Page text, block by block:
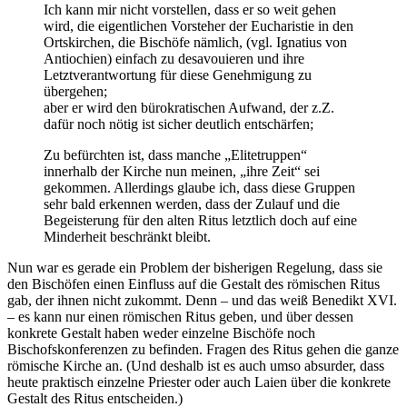
Ich kann mir nicht vorstellen, dass er so weit gehen
wird, die eigentlichen Vorsteher der Eucharistie in den
Ortskirchen, die Bischöfe nämlich, (vgl. Ignatius von
Antiochien) einfach zu desavouieren und ihre
Letztverantwortung für diese Genehmigung zu
übergehen;
aber er wird den bürokratischen Aufwand, der z.Z.
dafür noch nötig ist sicher deutlich entschärfen;
Zu befürchten ist, dass manche „Elitetruppen“
innerhalb der Kirche nun meinen, „ihre Zeit“ sei
gekommen. Allerdings glaube ich, dass diese Gruppen
sehr bald erkennen werden, dass der Zulauf und die
Begeisterung für den alten Ritus letztlich doch auf eine
Minderheit beschränkt bleibt.
Nun war es gerade ein Problem der bisherigen Regelung, dass sie
den Bischöfen einen Einfluss auf die Gestalt des römischen Ritus
gab, der ihnen nicht zukommt. Denn – und das weiß Benedikt XVI.
– es kann nur einen römischen Ritus geben, und über dessen
konkrete Gestalt haben weder einzelne Bischöfe noch
Bischofskonferenzen zu befinden. Fragen des Ritus gehen die ganze
römische Kirche an. (Und deshalb ist es auch umso absurder, dass
heute praktisch einzelne Priester oder auch Laien über die konkrete
Gestalt des Ritus entscheiden.)